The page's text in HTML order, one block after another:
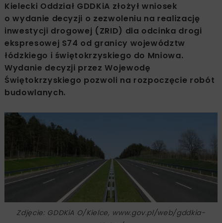
Kielecki Oddział GDDKiA złożył wniosek
o wydanie decyzji o zezwoleniu na realizację
inwestycji drogowej (ZRID) dla odcinka drogi
ekspresowej S74 od granicy województw
łódzkiego i świętokrzyskiego do Mniowa.
Wydanie decyzji przez Wojewodę
Świętokrzyskiego pozwoli na rozpoczęcie robót
budowlanych.
Zdjęcie: GDDKiA O/Kielce, www.gov.pl/web/gddkia-